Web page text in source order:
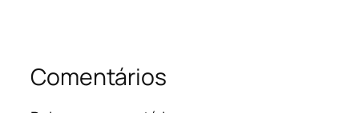
Comentários